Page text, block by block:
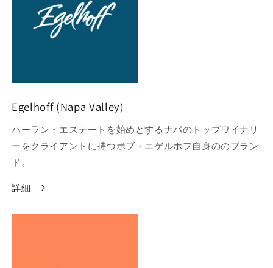
Egelhoff (Napa Valley)
ハーラン・エステートを始めとするナパのトップワイナリ
ーをクライアントに持つボブ・エゲルホフ自身ののブラン
ド。
詳細